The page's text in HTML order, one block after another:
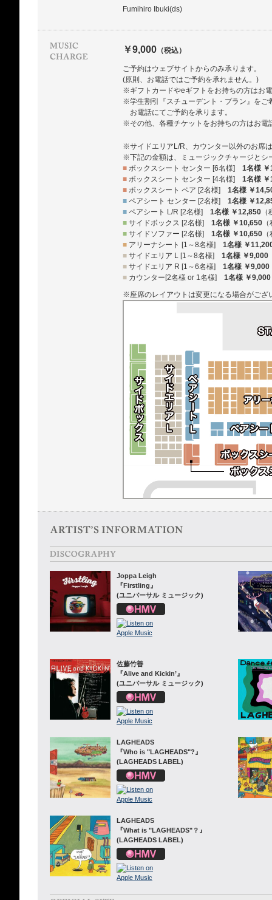
Fumihiro Ibuki(ds)
￥9,000 （税込）
ご予約はウェブサイトからのみ承ります。
(原則、お電話ではご予約を承れません。)
※ギフトカードやeギフトをお持ちの方はお
※学生割引『スチューデント・プラン』をご
お電話にてご予約を承ります。
※その他、各種チケットをお持ちの方はお電
※サイドエリアL/R、カウンター以外のお席
※下記の金額は、ミュージックチャージとシ
■ ボックスシート センター [6名様] 1名様
■ ボックスシート センター [4名様] 1名様
■ ボックスシート ペア [2名様] 1名様 ￥
■ ペアシート センター [2名様] 1名様 ￥
■ ペアシート L/R [2名様] 1名様 ￥12,850
■ サイドボックス [2名様] 1名様 ￥10,650
■ サイドソファー [2名様] 1名様 ￥10,650
■ アリーナシート [1～8名様] 1名様 ￥
■ サイドエリア L [1～8名様] 1名様 ￥9,000
■ サイドエリア R [1～6名様] 1名様 ￥9,000
■ カウンター[2名様 or 1名様] 1名様 ￥9,000
※座席のレイアウトは変更になる場合がござ
Joppa Leigh
『Firstling』
(ユニバーサル ミュージック)
佐藤竹善
『Alive and Kickin’』
(ユニバーサル ミュージック)
LAGHEADS
『Who is "LAGHEADS"?』
(LAGHEADS LABEL)
LAGHEADS
『What is "LAGHEADS"？』
(LAGHEADS LABEL)